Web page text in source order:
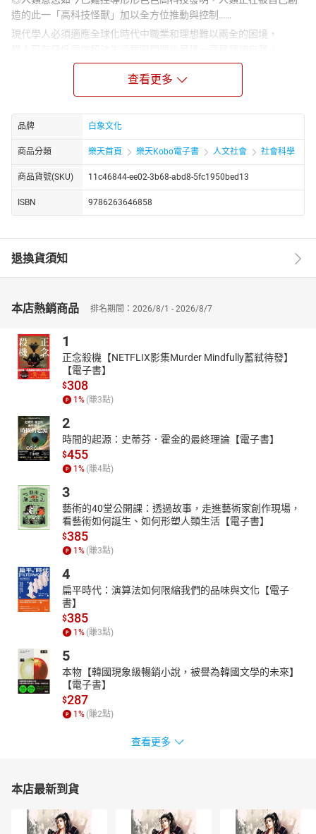
造的此一「高科技怪獸」加以全方位推動與控制……
現代學人必須適應全球化時代中職業和理想難以兩全的困境，
以分頭面對人生俗雅兩側面，以便能夠在人類生存全景中為自我安
自唯物主義成為歷史文明主導方向之時，致力維持和發展精神文化
史的人文學者，
不僅正在被逐出歷史主流軌道，並進而有失去自身存價值和意義之
虞。
論傳承，
都面臨著必須加以系統的、徹底的認知調整的時代任務，
當此之時，東方學者對此時代呈現的精神文化挑戰自然最為敏感，
並對自身舊有的認知立場與方法本身不斷進行質疑並希圖改善。
查看更多
品牌 白象文化
商品分類 樂天首頁 樂天Kobo電子書 人文社會 社會科學
商品貨號(SKU) 11c46844-ee02-3b68-abd8-5fc1950bed13
ISBN 9786263646858
退換貨須知
本店熱銷商品 排名期間：2026/8/1 - 2026/8/7
1
正念殺機【NETFLIX影集Murder Mindfully蓄弒待發】
【電子書】
$308
1 % (賺3點)
2
時間的起源：史蒂芬．霍金的最終理論【電子書】
$455
1 % (賺4點)
3
藝術的40堂公開課：透過故事，走進藝術家創作現場，
看藝術如何誕生、如何形塑人類生活【電子書】
$385
1 % (賺3點)
4
扁平時代：演算法如何限縮我們的品味與文化【電子
書】
$385
1 % (賺3點)
5
本物【韓國現象級暢銷小說，被譽為韓國文學的未來】
【電子書】
$287
1 % (賺2點)
查看更多
本店最新到貨